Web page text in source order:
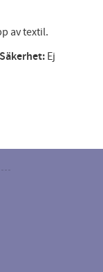
av textil.
Säkerhet: Ej